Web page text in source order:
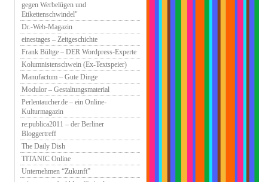
gegen Werbelügen und
Etikettenschwindel"
Dr.-Web-Magazin
einestages – Zeitgeschichte
Frank Bültge – DER Wordpress-Experte
Kolumnistenschwein (Ex-Textspeier)
Manufactum – Gute Dinge
Modulor – Gestaltungsmaterial
Perlentaucher.de – ein Online-
Kulturmagazin
re:publica2011 – der Berliner
Bloggertreff
The Daily Dish
TITANIC Online
Unternehmen “Zukunft”